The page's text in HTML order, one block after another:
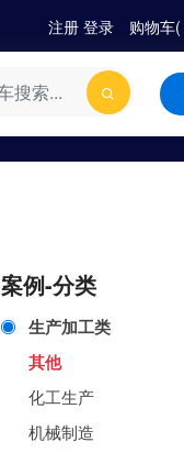
注册| 登录 购物车(
案例-分类
生产加工类
其他
化工生产
机械制造